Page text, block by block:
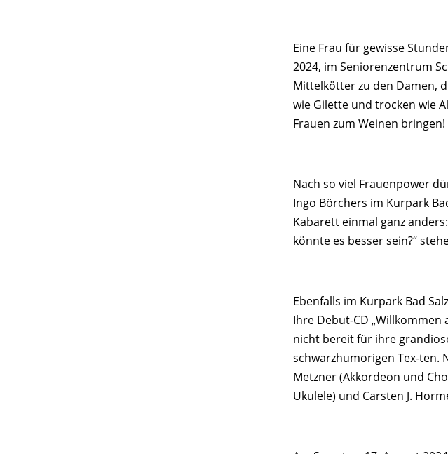
Eine Frau für gewisse
2024, im Seniorenzentrum
Mittelkötter zu den Damen,
wie Gilette und trocken wie
Frauen zum Weinen bringen!
Nach so viel Frauenpower
Ingo Börchers im Kurpark
Kabarett einmal ganz
könnte es besser sein?“
Ebenfalls im Kurpark Bad
Ihre Debut-CD
nicht bereit für ihre
schwarzhumorigen Tex-ten.
Metzner (Akkordeon und
Ukulele) und Carsten J.